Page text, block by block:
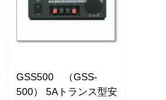
GSS500 （GSS-
500） 5Aトランス型安